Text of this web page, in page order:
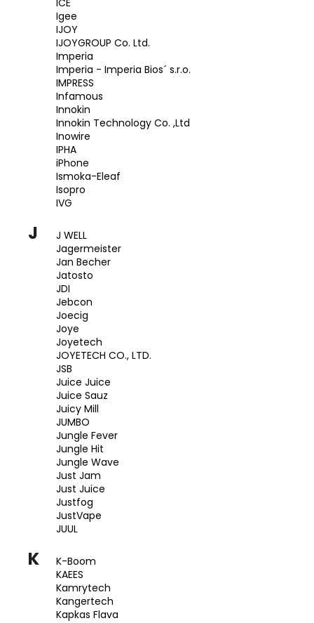
ICE
Igee
IJOY
IJOYGROUP Co. Ltd.
Imperia
Imperia - Imperia Bios´ s.r.o.
IMPRESS
Infamous
Innokin
Innokin Technology Co. ,Ltd
Inowire
IPHA
iPhone
Ismoka-Eleaf
Isopro
IVG
J
J WELL
Jagermeister
Jan Becher
Jatosto
JDI
Jebcon
Joecig
Joye
Joyetech
JOYETECH CO., LTD.
JSB
Juice Juice
Juice Sauz
Juicy Mill
JUMBO
Jungle Fever
Jungle Hit
Jungle Wave
Just Jam
Just Juice
Justfog
JustVape
JUUL
K
K-Boom
KAEES
Kamrytech
Kangertech
Kapkas Flava